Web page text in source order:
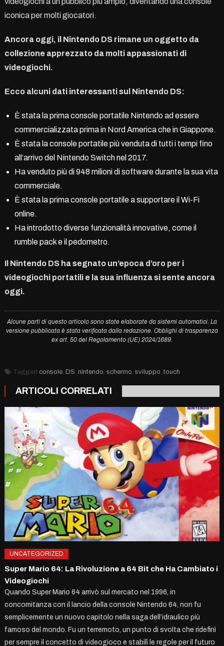
iconica per molti giocatori.
Ancora oggi, il Nintendo DS rimane un oggetto da
collezione apprezzato da molti appassionati di
videogiochi.
Ecco alcuni dati interessanti sul Nintendo DS:
È stata la prima console portatile Nintendo ad essere
commercializzata prima in Nord America che in Giappone.
È stata la console portatile più venduta di tutti i tempi fino
all’arrivo del Nintendo Switch nel 2017.
Ha venduto più di 948 milioni di software durante la sua vita
commerciale.
È stata la prima console portatile a supportare il Wi-Fi
online.
Ha introdotto diverse funzionalità innovative, come il
rumble pack e il pedometro.
Il Nintendo DS ha segnato un’epoca d’oro per i
videogiochi portatili e la sua influenza si sente ancora
oggi.
Alcune parti di questo articolo sono state elaborate da sistemi automatici. La
versione pubblicata è stata verificata dalla redazione. Obblighi di trasparenza
ex art. 50 del Regolamento (UE) 2024/1689.
Tagged console, DS nintendo schermo sviluppo touch
ARTICOLI CORRELATI
UNCATEGORIZED
Super Mario 64: La Rivoluzione a 64 Bit che Ha Cambiato i
Videogiochi
Quando Super Mario 64 arrivò sul mercato nel 1996, in
concomitanza con il lancio della console Nintendo 64, non fu
semplicemente un nuovo capitolo nella saga dell’idraulico più
famoso del mondo. Fu un terremoto, un punto di svolta che ridefinì
per sempre il concetto di videogioco e stabilì le regole per il futuro